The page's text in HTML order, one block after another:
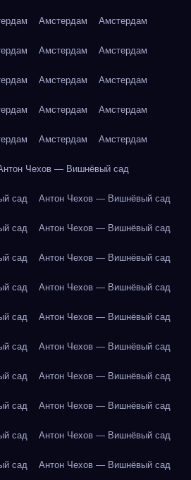
Амстердам Амстердам
Амстердам Амстердам
Амстердам Амстердам
Амстердам Амстердам
Амстердам Амстердам
Чехов — Вишнёвый сад
сад Антон Чехов — Вишнёвый сад
сад Антон Чехов — Вишнёвый сад
сад Антон Чехов — Вишнёвый сад
сад Антон Чехов — Вишнёвый сад
сад Антон Чехов — Вишнёвый сад
сад Антон Чехов — Вишнёвый сад
сад Антон Чехов — Вишнёвый сад
сад Антон Чехов — Вишнёвый сад
сад Антон Чехов — Вишнёвый сад
сад Антон Чехов — Вишнёвый сад